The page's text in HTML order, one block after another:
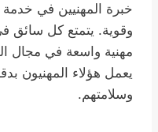
خبرة المهنيين في خدمة
وقوية. يتمتع كل سائق
مهنية واسعة في مجال
يعمل هؤلاء المهنيون
وسلامتهم.